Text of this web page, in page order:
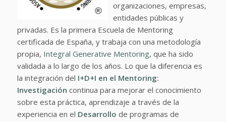
organizaciones, empresas,
entidades públicas y
privadas. Es la primera Escuela de Mentoring
certificada de España, y trabaja con una metodología
propia, Integral Generative Mentoring, que ha sido
validada a lo largo de los años. Lo que la diferencia es
la integración del I+D+I en el Mentoring:
Investigación continua para mejorar el conocimiento
sobre esta práctica, aprendizaje a través de la
experiencia en el Desarrollo de programas de